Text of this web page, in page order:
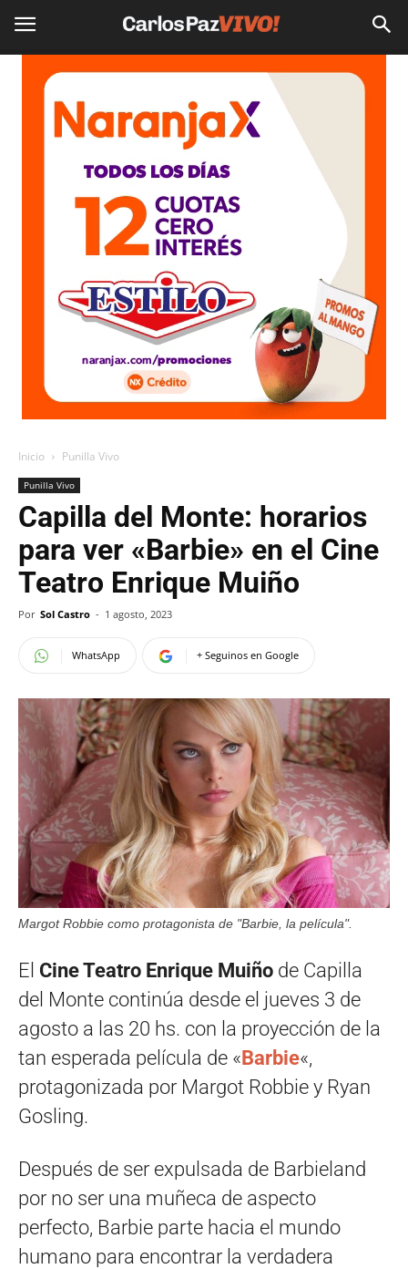
Inicio Punilla Vivo
Punilla Vivo
Capilla del Monte: horarios
para ver «Barbie» en el Cine
Teatro Enrique Muiño
Por Sol Castro - 1 agosto, 2023
WhatsApp + Seguinos en Google
Margot Robbie como protagonista de "Barbie, la película".
El Cine Teatro Enrique Muiño de Capilla
del Monte continúa desde el jueves 3 de
agosto a las 20 hs. con la proyección de la
tan esperada película de «Barbie«,
protagonizada por Margot Robbie y Ryan
Gosling.
Después de ser expulsada de Barbieland
por no ser una muñeca de aspecto
perfecto, Barbie parte hacia el mundo
humano para encontrar la verdadera